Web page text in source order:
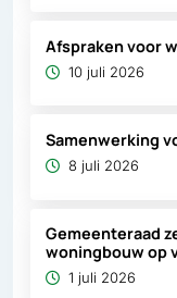
Afspraken voor
10 juli 2026
Samenwerking
8 juli 2026
Gemeenteraad
woningbouw op
1 juli 2026